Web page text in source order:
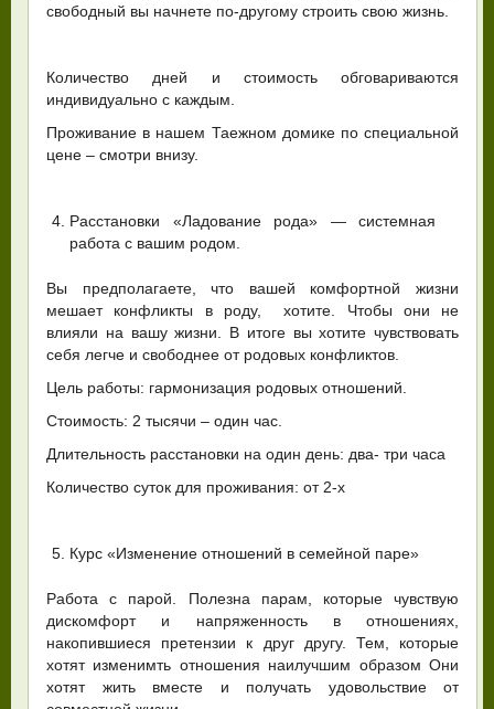
свободный вы начнете по-другому строить свою жизнь.
Количество дней и стоимость обговариваются
индивидуально с каждым.
Проживание в нашем Таежном домике по специальной
цене – смотри внизу.
Расстановки «Ладование рода» — системная
работа с вашим родом.
Вы предполагаете, что вашей комфортной жизни
мешает конфликты в роду, хотите. Чтобы они не
влияли на вашу жизни. В итоге вы хотите чувствовать
себя легче и свободнее от родовых конфликтов.
Цель работы: гармонизация родовых отношений.
Стоимость: 2 тысячи – один час.
Длительность расстановки на один день: два- три часа
Количество суток для проживания: от 2-х
Курс «Изменение отношений в семейной паре»
Работа с парой. Полезна парам, которые чувствую
дискомфорт и напряженность в отношениях,
накопившиеся претензии к друг другу. Тем, которые
хотят изменимть отношения наилучшим образом Они
хотят жить вместе и получать удовольствие от